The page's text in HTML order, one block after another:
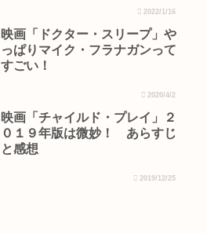
2022/1/16
映画「ドクター・スリープ」や
っぱりマイク・フラナガンって
すごい！
2020/4/2
映画「チャイルド・プレイ」２
０１９年版は微妙！ あらすじ
と感想
2019/12/25